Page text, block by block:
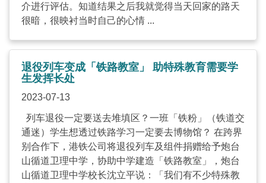
介进行评估。知道结果之后我就觉得当天回家的路天
很暗，很映衬当时自己的心情 ...
退役列车变成「铁路教室」 助特殊教育需要学
生发挥长处
2023-07-13
列车退役一定要送去堆填区？一班「铁粉」（铁道交
通迷）学生想透过铁路学习一定要去博物馆？ 在跨界
别合作下，港铁公司将退役列车及组件捐赠给予炮台
山循道卫理中学，协助中学建造「铁路教室」，炮台
山循道卫理中学校长沈立平说：「我们有不少特殊教